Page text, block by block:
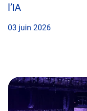
l’IA
03 juin 2026